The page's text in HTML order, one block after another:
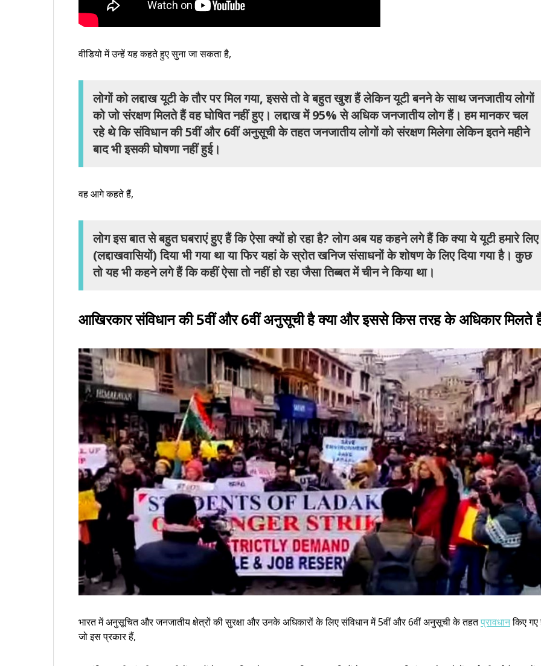
वीडियो में उन्हें यह कहते हुए सुना जा सकता है,
लोगों को लद्दाख यूटी के तौर पर मिल गया, इससे तो वे बहुत खुश हैं लेकिन यूटी बनने के साथ जनजातीय लोगों
को जो संरक्षण मिलते हैं वह घोषित नहीं हुए। लद्दाख में 95% से अधिक जनजातीय लोग हैं। हम मानकर चल
रहे थे कि संविधान की 5वीं और 6वीं अनुसूची के तहत जनजातीय लोगों को संरक्षण मिलेगा लेकिन इतने महीने
बाद भी इसकी घोषणा नहीं हुई।
वह आगे कहते हैं,
लोग इस बात से बहुत घबराएं हुए हैं कि ऐसा क्यों हो रहा है? लोग अब यह कहने लगे हैं कि क्या ये यूटी हमारे लिए
(लद्दाखवासियों) दिया भी गया था या फिर यहां के स्रोत खनिज संसाधनों के शोषण के लिए दिया गया है। कुछ
तो यह भी कहने लगे हैं कि कहीं ऐसा तो नहीं हो रहा जैसा तिब्बत में चीन ने किया था।
आखिरकार संविधान की 5वीं और 6वीं अनुसूची है क्या और इससे किस तरह के अधिकार मिलते
भारत में अनुसूचित और जनजातीय क्षेत्रों की सुरक्षा और उनके अधिकारों के लिए संविधान में 5वीं और 6वीं अनुसूची के तहतप्रावधानकिए गए
जो इस प्रकार हैं,